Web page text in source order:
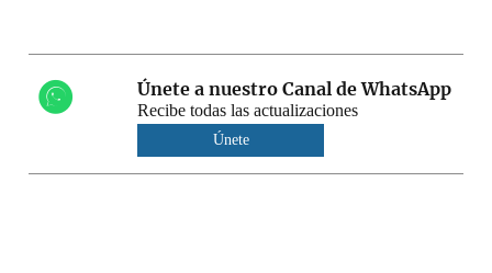
Únete a nuestro Canal de WhatsApp
Recibe todas las actualizaciones
Únete